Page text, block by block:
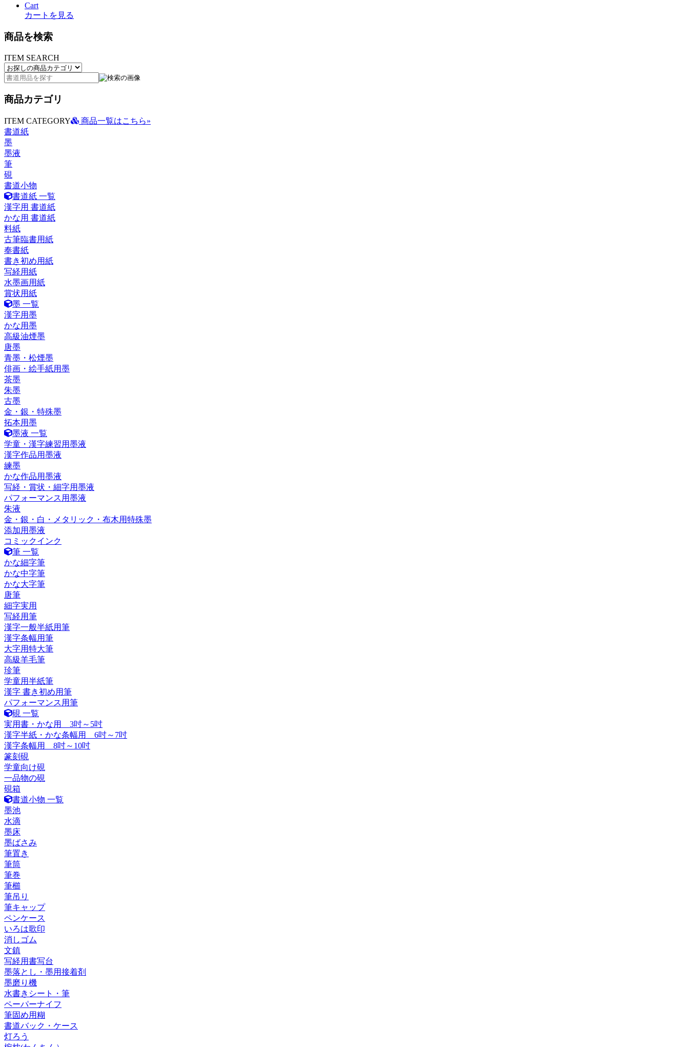
Cart
カートを見る
商品を検索
ITEM SEARCH
商品カテゴリ
ITEM CATEGORY
商品一覧はこちら»
書道紙
墨
墨液
筆
硯
書道小物
書道紙 一覧
漢字用 書道紙
かな用 書道紙
料紙
古筆臨書用紙
奉書紙
書き初め用紙
写経用紙
水墨画用紙
賞状用紙
墨 一覧
漢字用墨
かな用墨
高級油煙墨
唐墨
青墨・松煙墨
俳画・絵手紙用墨
茶墨
朱墨
古墨
金・銀・特殊墨
拓本用墨
墨液 一覧
学童・漢字練習用墨液
漢字作品用墨液
練墨
かな作品用墨液
写経・賞状・細字用墨液
パフォーマンス用墨液
朱液
金・銀・白・メタリック・布木用特殊墨
添加用墨液
コミックインク
筆 一覧
かな細字筆
かな中字筆
かな大字筆
唐筆
細字実用
写経用筆
漢字一般半紙用筆
漢字条幅用筆
大字用特大筆
高級羊毛筆
珍筆
学童用半紙筆
漢字 書き初め用筆
パフォーマンス用筆
硯 一覧
実用書・かな用 3吋～5吋
漢字半紙・かな条幅用 6吋～7吋
漢字条幅用 8吋～10吋
篆刻硯
学童向け硯
一品物の硯
硯箱
書道小物 一覧
墨池
水滴
墨床
墨ばさみ
筆置き
筆筒
筆巻
筆櫛
筆吊り
筆キャップ
ペンケース
いろは歌印
消しゴム
文鎮
写経用書写台
墨落とし・墨用接着剤
墨磨り機
水書きシート・筆
ペーパーナイフ
筆固め用糊
書道バック・ケース
灯ろう